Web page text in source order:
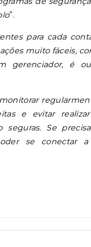
”.
para cada
muito fáceis,
gerenciador, é
e evitar realizar
Se
se conectar